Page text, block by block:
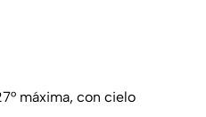
máxima, con cielo